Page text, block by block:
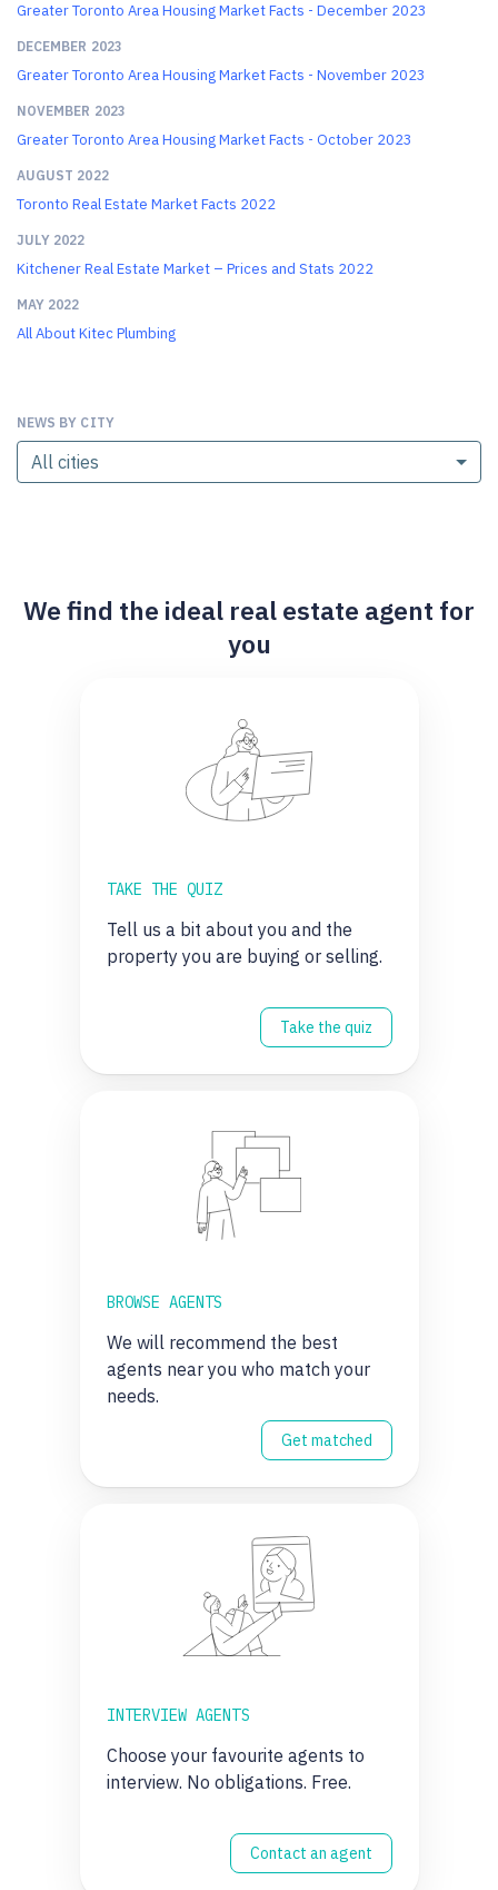
Greater Toronto Area Housing Market Facts - December 2023
DECEMBER 2023
Greater Toronto Area Housing Market Facts - November 2023
NOVEMBER 2023
Greater Toronto Area Housing Market Facts - October 2023
AUGUST 2022
Toronto Real Estate Market Facts 2022
JULY 2022
Kitchener Real Estate Market – Prices and Stats 2022
MAY 2022
All About Kitec Plumbing
NEWS BY CITY
All cities
We find the ideal real estate agent for
you
TAKE THE QUIZ
Tell us a bit about you and the
property you are buying or selling.
Take the quiz
BROWSE AGENTS
We will recommend the best
agents near you who match your
needs.
Get matched
INTERVIEW AGENTS
Choose your favourite agents to
interview. No obligations. Free.
Contact an agent